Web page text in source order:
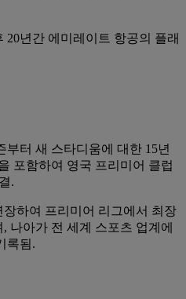
년간 에미레이트 항공의 플래
부터 새 스타디움에 대한 15년
포함하여 영국 프리미어 클럽
.
장하여 프리미어 리그에서 최장
나아가 전 세계 스포츠 업계에
록됨.